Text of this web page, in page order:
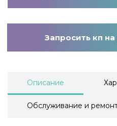
Запросить кп
Описание
Обслуживание и